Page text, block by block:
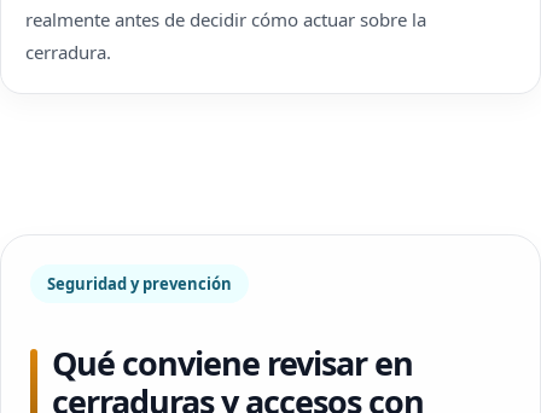
realmente antes de decidir cómo actuar sobre la
cerradura.
Seguridad y prevención
Qué conviene revisar en
cerraduras y accesos con